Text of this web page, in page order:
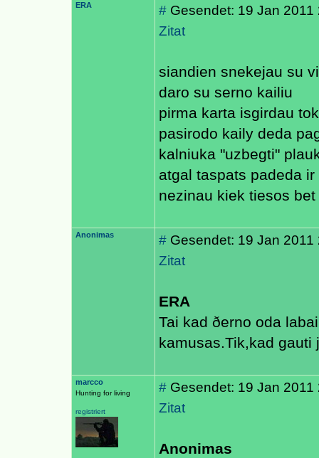
ERA
# Gesendet: 19 Jan 2011
Zitat
siandien snekejau su
daro su serno kailiu
pirma karta isgirdau
pasirodo kaily deda
kalniuka "uzbegti"
atgal taspats padeda
nezinau kiek tiesos
Anonimas # Gesendet: 19 Jan 2011
Zitat
ERA
Tai kad ðerno oda
kamusas.Tik,kad gauti
marcco
Hunting for living
registriert
# Gesendet: 19 Jan 2011
Zitat
Anonimas